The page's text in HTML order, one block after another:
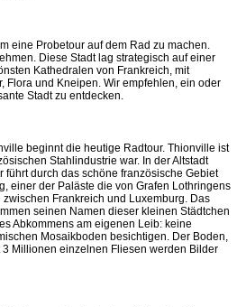
eine Probetour auf dem Rad zu machen.
Diese Stadt lag strategisch auf einer
Kathedralen von Frankreich, mit
Flora und Kneipen. Wir empfehlen, ein oder
Stadt zu entdecken.
beginnt die heutige Radtour. Thionville ist
Stahlindustrie war. In der Altstadt
durch das schöne französische Gebiet
einer der Paläste die von Grafen Lothringens
Frankreich und Luxemburg. Das
seinen Namen dieser kleinen Städtchen
Abkommens am eigenen Leib: keine
Mosaikboden besichtigen. Der Boden,
Millionen einzelnen Fliesen werden Bilder